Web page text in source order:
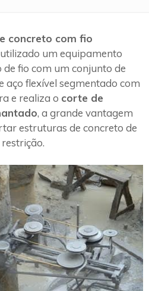
concreto com fio
um equipamento
fio com um conjunto de
aço flexível segmentado com
e realiza o corte de
, a grande vantagem
estruturas de concreto de